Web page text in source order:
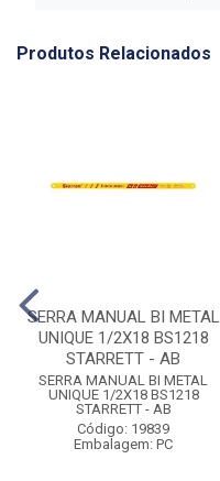
Produtos Relacionados
SERRA MANUAL BI METAL
UNIQUE 1/2X18 BS1218
STARRETT - AB
SERRA MANUAL BI METAL
UNIQUE 1/2X18 BS1218
STARRETT - AB
Código: 19839
Embalagem: PC